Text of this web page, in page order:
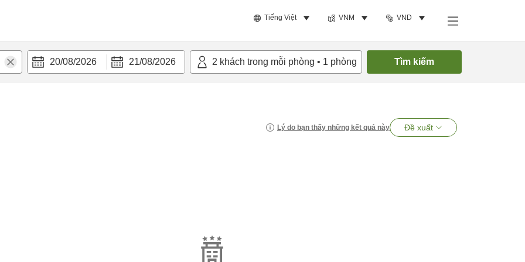
Tiếng Việt VNM VND
20/08/2026 21/08/2026 2 khách trong mỗi phòng • 1 phòng Tìm kiếm
Lý do bạn thấy những kết quả này Đề xuất